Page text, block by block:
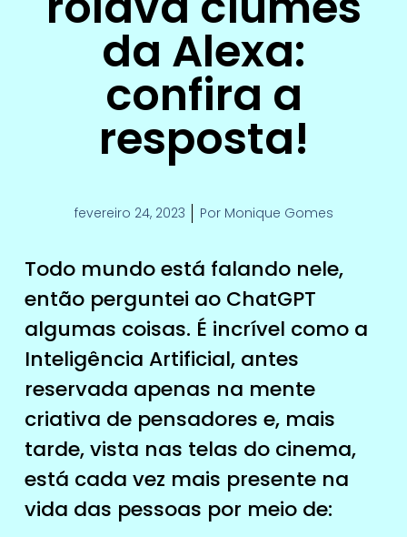
da Alexa:
confira a
resposta!
fevereiro 24, 2023 PorMonique Gomes
Todo mundo está falando nele,
então perguntei ao ChatGPT
algumas coisas. É incrível como a
Inteligência Artificial, antes
reservada apenas na mente
criativa de pensadores e, mais
tarde, vista nas telas do cinema,
está cada vez mais presente na
vida das pessoas por meio de: